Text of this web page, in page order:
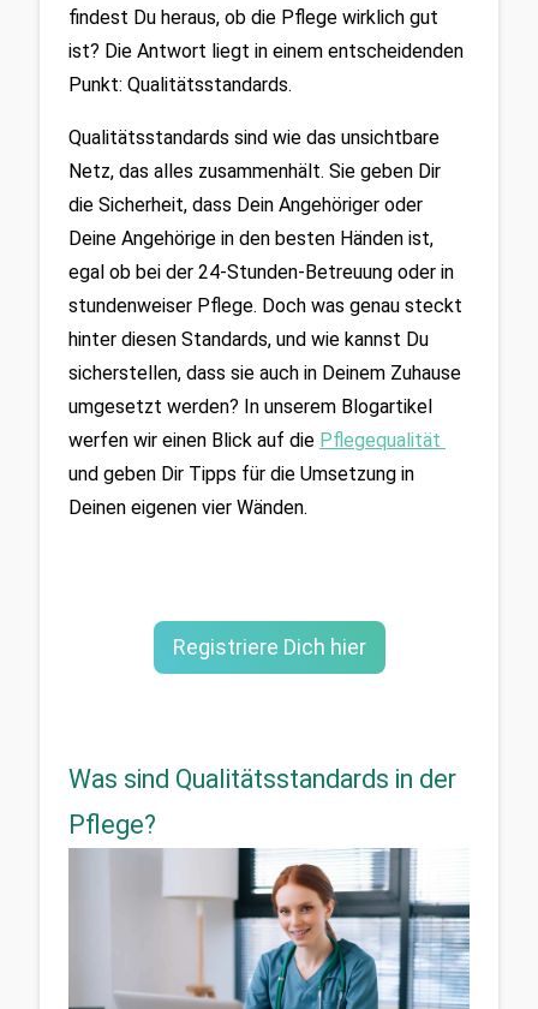
findest Du heraus, ob die Pflege wirklich gut
ist? Die Antwort liegt in einem entscheidenden
Punkt: Qualitätsstandards.
Qualitätsstandards sind wie das unsichtbare
Netz, das alles zusammenhält. Sie geben Dir
die Sicherheit, dass Dein Angehöriger oder
Deine Angehörige in den besten Händen ist,
egal ob bei der 24-Stunden-Betreuung oder in
stundenweiser Pflege. Doch was genau steckt
hinter diesen Standards, und wie kannst Du
sicherstellen, dass sie auch in Deinem Zuhause
umgesetzt werden? In unserem Blogartikel
werfen wir einen Blick auf die
und geben Dir Tipps für die Umsetzung in
Deinen eigenen vier Wänden.
Registriere Dich hier
Was sind Qualitätsstandards in der
Pflege?